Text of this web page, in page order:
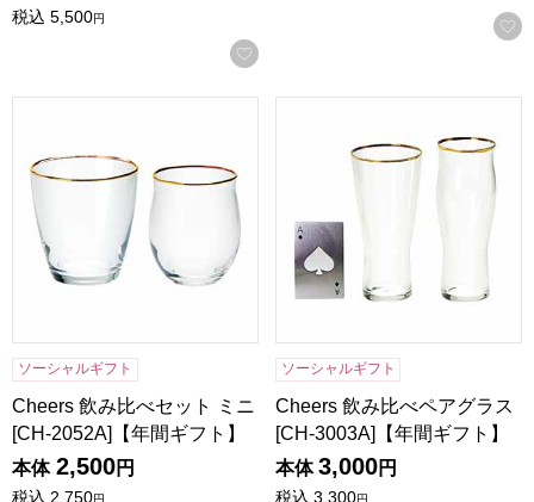
税込 5,500円
お気に入りに登録する
ソーシャルギフト
Cheers 飲み比べセット ミニ
[CH-2052A]【年間ギフト】
本体 2,500円
税込 2,750円
ソーシャルギフト
Cheers 飲み比べペアグラス
[CH-3003A]【年間ギフト】
本体 3,000円
税込 3,300円